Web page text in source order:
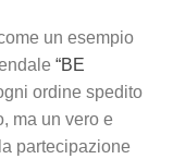
un esempio
“BE
ordine spedito
ma un vero e
partecipazione